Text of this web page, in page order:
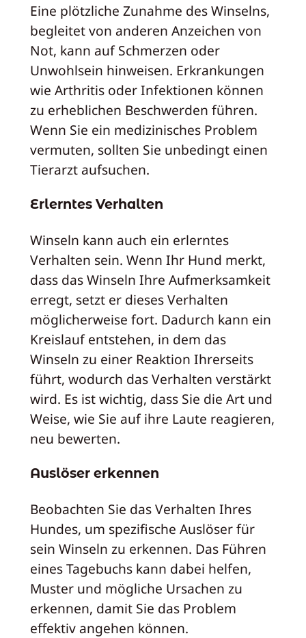
Eine plötzliche Zunahme des Winselns,
begleitet von anderen Anzeichen von
Not, kann auf Schmerzen oder
Unwohlsein hinweisen. Erkrankungen
wie Arthritis oder Infektionen können
zu erheblichen Beschwerden führen.
Wenn Sie ein medizinisches Problem
vermuten, sollten Sie unbedingt einen
Tierarzt aufsuchen.
Erlerntes Verhalten
Winseln kann auch ein erlerntes
Verhalten sein. Wenn Ihr Hund merkt,
dass das Winseln Ihre Aufmerksamkeit
erregt, setzt er dieses Verhalten
möglicherweise fort. Dadurch kann ein
Kreislauf entstehen, in dem das
Winseln zu einer Reaktion Ihrerseits
führt, wodurch das Verhalten verstärkt
wird. Es ist wichtig, dass Sie die Art und
Weise, wie Sie auf ihre Laute reagieren,
neu bewerten.
Auslöser erkennen
Beobachten Sie das Verhalten Ihres
Hundes, um spezifische Auslöser für
sein Winseln zu erkennen. Das Führen
eines Tagebuchs kann dabei helfen,
Muster und mögliche Ursachen zu
erkennen, damit Sie das Problem
effektiv angehen können.